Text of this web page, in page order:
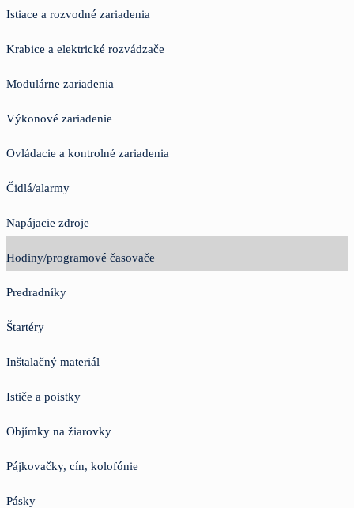
Istiace a rozvodné zariadenia
Krabice a elektrické rozvádzače
Modulárne zariadenia
Výkonové zariadenie
Ovládacie a kontrolné zariadenia
Čidlá/alarmy
Napájacie zdroje
Hodiny/programové časovače
Predradníky
Štartéry
Inštalačný materiál
Ističe a poistky
Objímky na žiarovky
Pájkovačky, cín, kolofónie
Pásky